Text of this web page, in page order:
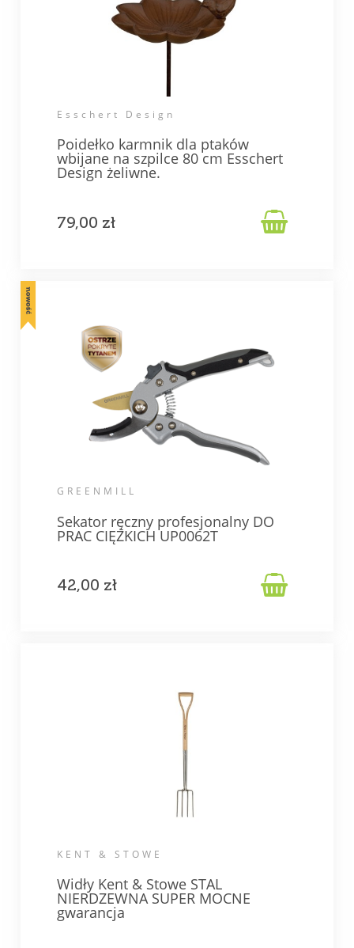
Esschert Design
Poidełko karmnik dla ptaków
wbijane na szpilce 80 cm Esschert
Design żeliwne.
79,00 zł 
GREENMILL
Sekator ręczny profesjonalny DO
PRAC CIĘŻKICH UP0062T
42,00 zł 
KENT & STOWE
Widły Kent & Stowe STAL
NIERDZEWNA SUPER MOCNE
gwarancja